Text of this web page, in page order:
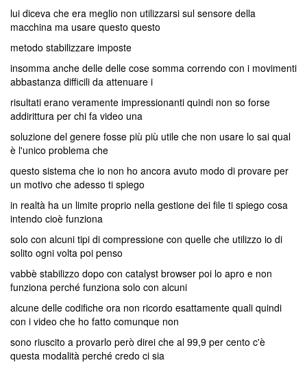
lui diceva che era meglio non utilizzarsi sul sensore della
macchina ma usare questo questo
metodo stabilizzare imposte
insomma anche delle delle cose somma correndo con i movimenti
abbastanza difficili da attenuare i
risultati erano veramente impressionanti quindi non so forse
addirittura per chi fa video una
soluzione del genere fosse più più utile che non usare lo sai qual
è l'unico problema che
questo sistema che io non ho ancora avuto modo di provare per
un motivo che adesso ti spiego
in realtà ha un limite proprio nella gestione dei file ti spiego cosa
intendo cioè funziona
solo con alcuni tipi di compressione con quelle che utilizzo io di
solito ogni volta poi penso
vabbè stabilizzo dopo con catalyst browser poi lo apro e non
funziona perché funziona solo con alcuni
alcune delle codifiche ora non ricordo esattamente quali quindi
con i video che ho fatto comunque non
sono riuscito a provarlo però direi che al 99,9 per cento c'è
questa modalità perché credo ci sia